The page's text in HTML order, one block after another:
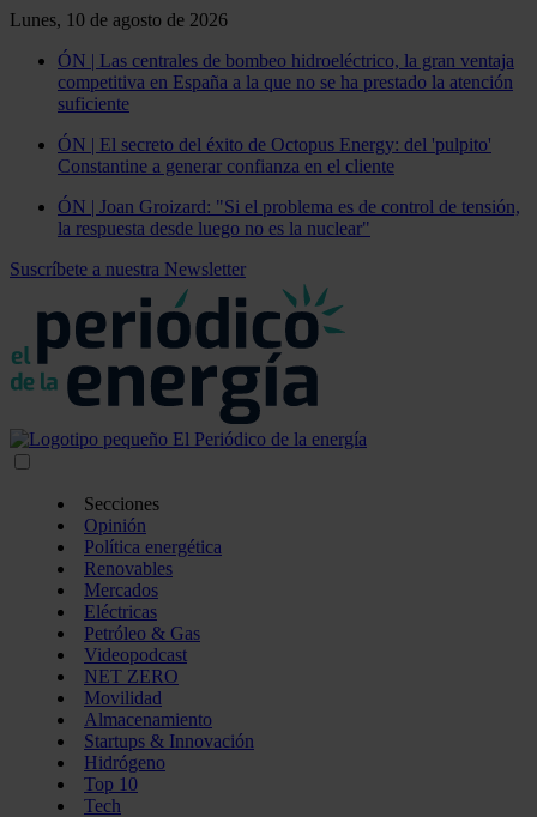
Lunes, 10 de agosto de 2026
ÓN | Las centrales de bombeo hidroeléctrico, la gran ventaja
competitiva en España a la que no se ha prestado la atención
suficiente
ÓN | El secreto del éxito de Octopus Energy: del 'pulpito'
Constantine a generar confianza en el cliente
ÓN | Joan Groizard: "Si el problema es de control de tensión,
la respuesta desde luego no es la nuclear"
Suscríbete a nuestra Newsletter
Secciones
Opinión
Política energética
Renovables
Mercados
Eléctricas
Petróleo & Gas
Videopodcast
NET ZERO
Movilidad
Almacenamiento
Startups & Innovación
Hidrógeno
Top 10
Tech